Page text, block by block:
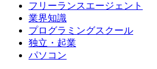
フリーランスエージェント
業界知識
プログラミングスクール
独立・起業
パソコン